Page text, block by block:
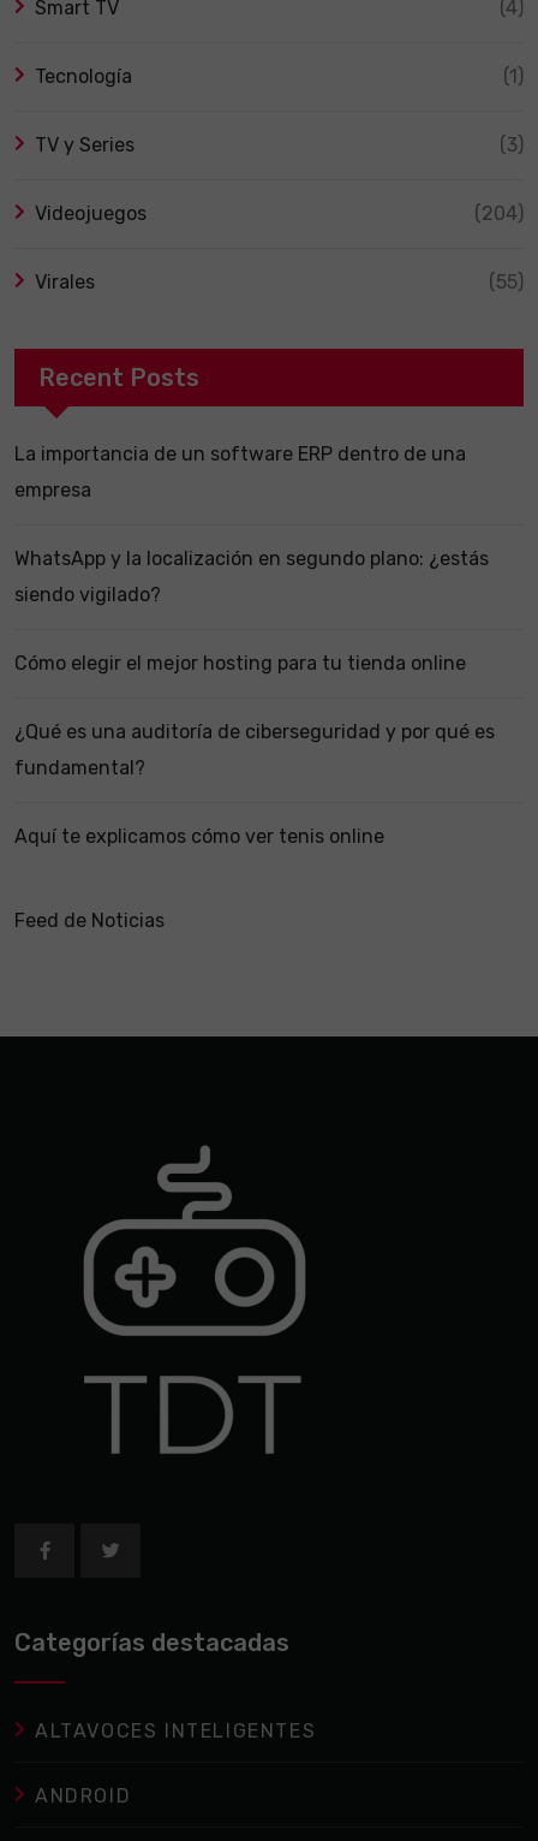
Smart TV (4)
Tecnología (1)
TV y Series (3)
Videojuegos (204)
Virales (55)
Recent Posts
La importancia de un software ERP dentro de una
empresa
WhatsApp y la localización en segundo plano: ¿estás
siendo vigilado?
Cómo elegir el mejor hosting para tu tienda online
¿Qué es una auditoría de ciberseguridad y por qué es
fundamental?
Aquí te explicamos cómo ver tenis online
Feed de Noticias
Categorías destacadas
ALTAVOCES INTELIGENTES
ANDROID